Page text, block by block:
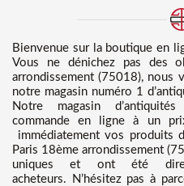
Bienvenue sur la boutique en
Vous ne dénichez pas des
arrondissement (75018), nous
notre magasin numéro 1
Notre magasin
commande en ligne à un
immédiatement vos produits
Paris 18ème arrondissement
uniques et ont été
acheteurs. N’hésitez pas à